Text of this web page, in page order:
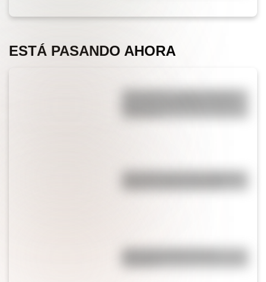
ESTÁ PASANDO AHORA
¿Por qué los cordones tienen
extremos?
¿Es cierto que el chocolate es
peligroso para los perros?
¿Por qué el jabón forma